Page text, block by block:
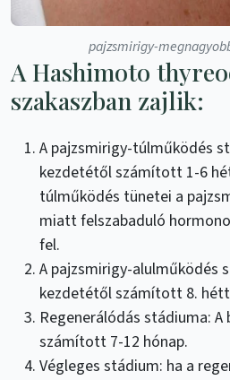
pajzsmirigy-
A Hashimoto
szakaszban zajlik:
A pajzsmirigy-túlműködés
kezdetétől számított 1-6
túlműködés tünetei a
miatt felszabaduló
fel.
A pajzsmirigy-alulműködés
kezdetétől számított 8.
Regenerálódás stádiuma:
számított 7-12 hónap.
Végleges stádium: ha a